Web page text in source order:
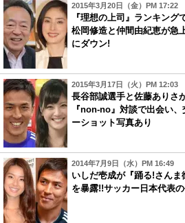
2015年3月20日（金）PM 17:22
『理想の上司』ランキン
松岡修造と仲間由紀恵が急
にダウン!
2015年3月17日（火）PM 12:03
長谷部誠選手と佐藤ありさ
『non-no』対談で出会い
ーショット写真あり
2014年7月9日（水）PM 16:49
いしだ壱成が『踊る!さん
を暴露!!サッカー日本代表